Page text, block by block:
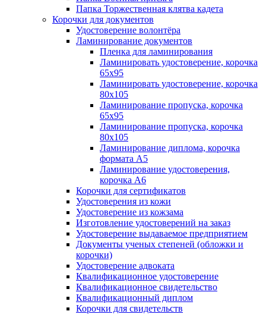
Папка Торжественная клятва кадета
Корочки для документов
Удостоверение волонтёра
Ламинирование документов
Пленка для ламинирования
Ламинировать удостоверение, корочка
65х95
Ламинировать удостоверение, корочка
80х105
Ламинирование пропуска, корочка
65х95
Ламинирование пропуска, корочка
80х105
Ламинирование диплома, корочка
формата А5
Ламинирование удостоверения,
корочка А6
Корочки для сертификатов
Удостоверения из кожи
Удостоверение из кожзама
Изготовление удостоверений на заказ
Удостоверение выдаваемое предприятием
Документы ученых степеней (обложки и
корочки)
Удостоверение адвоката
Квалификационное удостоверение
Квалификационное свидетельство
Квалификационный диплом
Корочки для свидетельств